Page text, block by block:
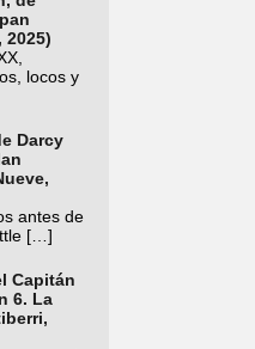
2025)
locos y
Darcy
antes de
[…]
Capitán
6. La